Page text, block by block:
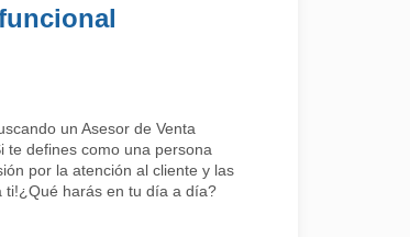
un Asesor de Venta
te defines como una persona
por la atención al cliente y las
ti!¿Qué harás en tu día a día?